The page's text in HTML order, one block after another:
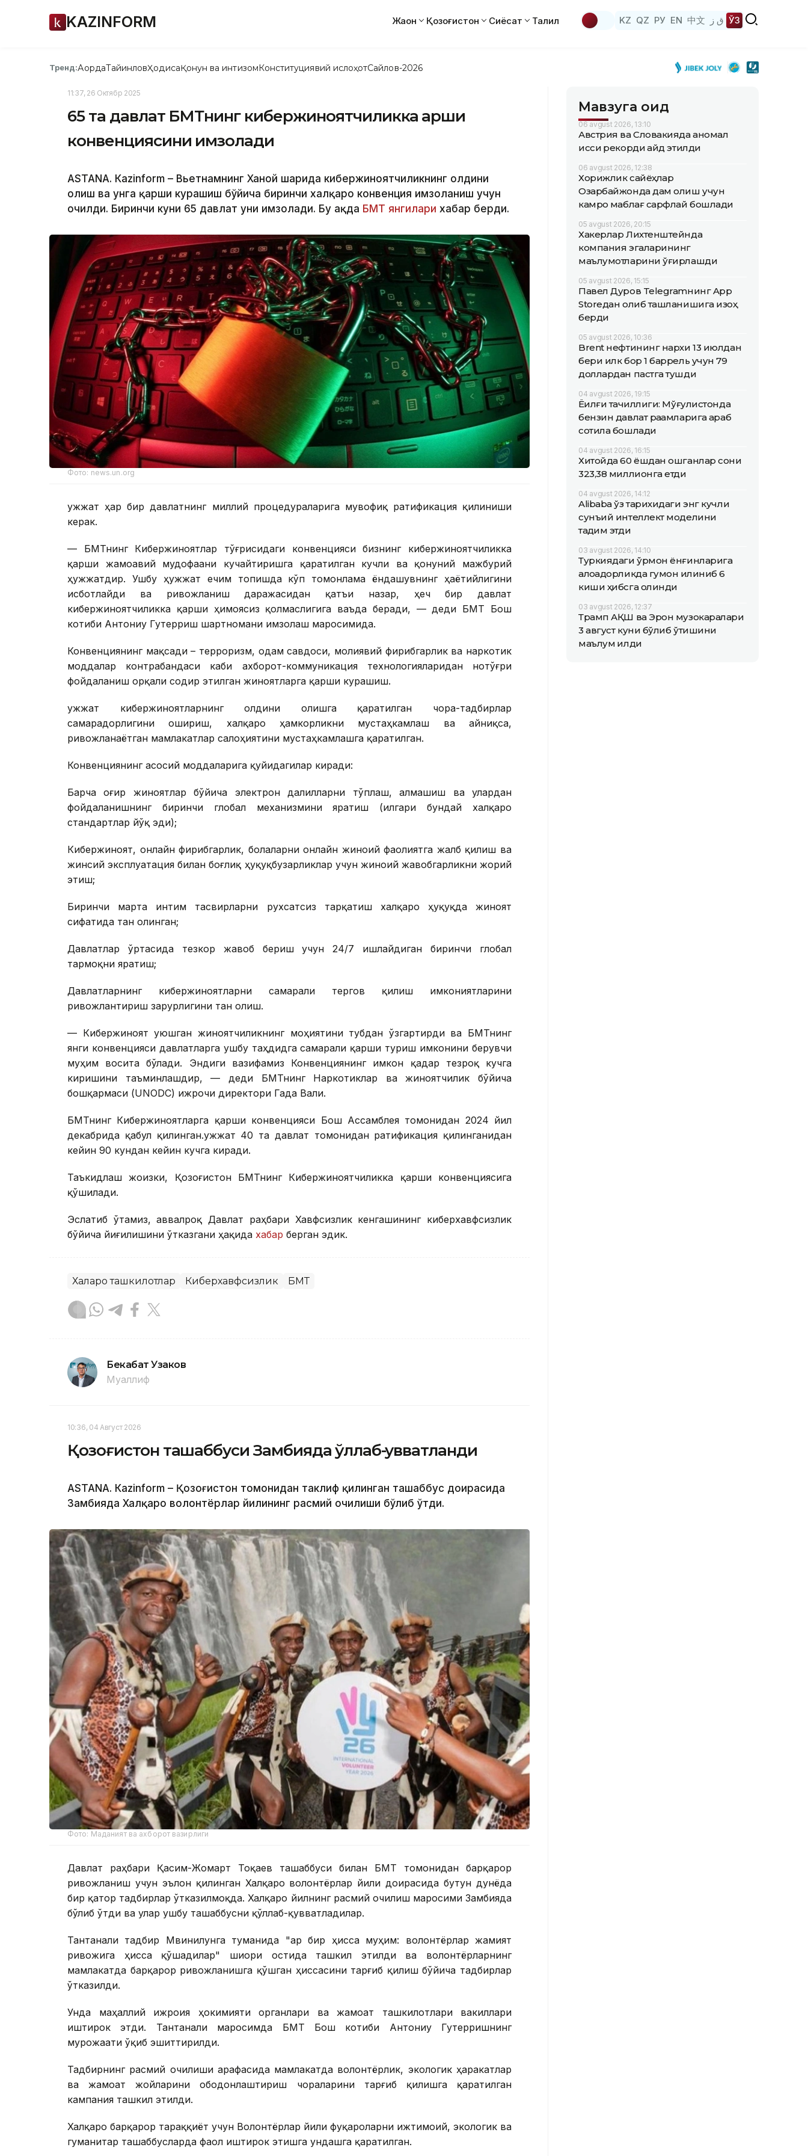
KAZINFORM Жаҳон Қозоғистон Сиёсат Таҳлил KZ QZ РУ EN 中文 ق ز ЎЗ
Тренд:АқордаТайинловҲодисаҚонун ва интизомКонституциявий ислоҳотСайлов-2026
11:37, 26 Октябр 2025
65 та давлат БМТнинг кибержиноятчиликка қарши
конвенциясини имзолади
ASTANA. Кazinform – Вьетнамнинг Ханой шаҳрида кибержиноятчиликнинг олдини
олиш ва унга қарши курашиш бўйича биринчи халқаро конвенция имзоланиш учун
очилди. Биринчи куни 65 давлат уни имзолади. Бу ҳақда БМТ янгилари хабар берди.
Фото: news.un.org
Ҳужжат ҳар бир давлатнинг миллий процедураларига мувофиқ ратификация қилиниши
керак.
— БМТнинг Кибержиноятлар тўғрисидаги конвенцияси бизнинг кибержиноятчиликка
қарши жамоавий мудофаани кучайтиришга қаратилган кучли ва қонуний мажбурий
ҳужжатдир. Ушбу ҳужжат ечим топишда кўп томонлама ёндашувнинг ҳаётийлигини
исботлайди ва ривожланиш даражасидан қатъи назар, ҳеч бир давлат
кибержиноятчиликка қарши ҳимоясиз қолмаслигига ваъда беради, — деди БМТ Бош
котиби Антониу Гутерриш шартномани имзолаш маросимида.
Конвенциянинг мақсади – терроризм, одам савдоси, молиявий фирибгарлик ва наркотик
моддалар контрабандаси каби ахборот-коммуникация технологияларидан нотўғри
фойдаланиш орқали содир этилган жиноятларга қарши курашиш.
Ҳужжат кибержиноятларнинг олдини олишга қаратилган чора-тадбирлар
самарадорлигини ошириш, халқаро ҳамкорликни мустаҳкамлаш ва айниқса,
ривожланаётган мамлакатлар салоҳиятини мустаҳкамлашга қаратилган.
Конвенциянинг асосий моддаларига қуйидагилар киради:
Барча оғир жиноятлар бўйича электрон далилларни тўплаш, алмашиш ва улардан
фойдаланишнинг биринчи глобал механизмини яратиш (илгари бундай халқаро
стандартлар йўқ эди);
Кибержиноят, онлайн фирибгарлик, болаларни онлайн жиноий фаолиятга жалб қилиш ва
жинсий эксплуатация билан боғлиқ ҳуқуқбузарликлар учун жиноий жавобгарликни жорий
этиш;
Биринчи марта интим тасвирларни рухсатсиз тарқатиш халқаро ҳуқуқда жиноят
сифатида тан олинган;
Давлатлар ўртасида тезкор жавоб бериш учун 24/7 ишлайдиган биринчи глобал
тармоқни яратиш;
Давлатларнинг кибержиноятларни самарали тергов қилиш имкониятларини
ривожлантириш зарурлигини тан олиш.
— Кибержиноят уюшган жиноятчиликнинг моҳиятини тубдан ўзгартирди ва БМТнинг
янги конвенцияси давлатларга ушбу таҳдидга самарали қарши туриш имконини берувчи
муҳим восита бўлади. Эндиги вазифамиз Конвенциянинг имкон қадар тезроқ кучга
киришини таъминлашдир, — деди БМТнинг Наркотиклар ва жиноятчилик бўйича
бошқармаси (UNODC) ижрочи директори Гада Вали.
БМТнинг Кибержиноятларга қарши конвенцияси Бош Ассамблея томонидан 2024 йил
декабрида қабул қилинган.Ҳужжат 40 та давлат томонидан ратификация қилинганидан
кейин 90 кундан кейин кучга киради.
Таъкидлаш жоизки, Қозоғистон БМТнинг Кибержиноятчиликка қарши конвенциясига
қўшилади.
Эслатиб ўтамиз, аввалроқ Давлат раҳбари Хавфсизлик кенгашининг киберхавфсизлик
бўйича йиғилишини ўтказгани ҳақида хабар берган эдик.
Халқаро ташкилотлар Киберхавфсизлик БМТ
Бекабат Узаков
Муаллиф
10:36, 04 Август 2026
Қозоғистон ташаббуси Замбияда қўллаб-қувватланди
ASTANA. Кazinform – Қозоғистон томонидан таклиф қилинган ташаббус доирасида
Замбияда Халқаро волонтёрлар йилининг расмий очилиши бўлиб ўтди.
Фото: Маданият ва ахборот вазирлиги
Давлат раҳбари Қасим-Жомарт Тоқаев ташаббуси билан БМТ томонидан барқарор
ривожланиш учун эълон қилинган Халқаро волонтёрлар йили доирасида бутун дунёда
бир қатор тадбирлар ўтказилмоқда. Халқаро йилнинг расмий очилиш маросими Замбияда
бўлиб ўтди ва улар ушбу ташаббусни қўллаб-қувватладилар.
Тантанали тадбир Мвинилунга туманида "Ҳар бир ҳисса муҳим: волонтёрлар жамият
ривожига ҳисса қўшадилар" шиори остида ташкил этилди ва волонтёрларнинг
мамлакатда барқарор ривожланишга қўшган ҳиссасини тарғиб қилиш бўйича тадбирлар
ўтказилди.
Унда маҳаллий ижроия ҳокимияти органлари ва жамоат ташкилотлари вакиллари
иштирок этди. Тантанали маросимда БМТ Бош котиби Антониу Гутерришнинг
мурожаати ўқиб эшиттирилди.
Тадбирнинг расмий очилиши арафасида мамлакатда волонтёрлик, экологик ҳаракатлар
ва жамоат жойларини ободонлаштириш чораларини тарғиб қилишга қаратилган
кампания ташкил этилди.
Халқаро барқарор тараққиёт учун Волонтёрлар йили фуқароларни ижтимоий, экологик ва
гуманитар ташаббусларда фаол иштирок этишга ундашга қаратилган.
Мавзуга оид
06 avgust 2026, 13:10
Австрия ва Словакияда аномал
иссиқ рекорди қайд этилди
06 avgust 2026, 12:38
Хорижлик сайёҳлар
Озарбайжонда дам олиш учун
камроқ маблағ сарфлай бошлади
05 avgust 2026, 20:15
Хакерлар Лихтенштейнда
компания эгаларининг
маълумотларини ўғирлашди
05 avgust 2026, 15:15
Павел Дуров Telegramнинг App
Storeдан олиб ташланишига изоҳ
берди
05 avgust 2026, 10:36
Brent нефтининг нархи 13 июлдан
бери илк бор 1 баррель учун 79
доллардан пастга тушди
04 avgust 2026, 19:15
Ёқилғи тақчиллиги: Мўғулистонда
бензин давлат рақамларига қараб
сотила бошлади
04 avgust 2026, 16:15
Хитойда 60 ёшдан ошганлар сони
323,38 миллионга етди
04 avgust 2026, 14:12
Alibaba ўз тарихидаги энг кучли
сунъий интеллект моделини
тақдим этди
03 avgust 2026, 14:10
Туркиядаги ўрмон ёнғинларига
алоқадорликда гумон қилиниб 6
киши ҳибсга олинди
03 avgust 2026, 12:37
Трамп АҚШ ва Эрон музокаралари
3 август куни бўлиб ўтишини
маълум қилди